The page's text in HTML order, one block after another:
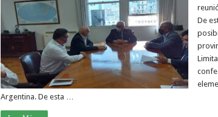
De
Argentina. De esta …